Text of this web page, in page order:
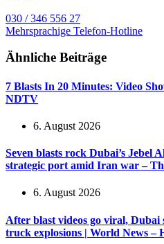
030 / 346 556 27
Mehrsprachige Telefon-Hotline
Ähnliche Beiträge
7 Blasts In 20 Minutes: Video
NDTV
6. August 2026
Seven blasts rock Dubai’s Jebel
strategic port amid Iran war –
6. August 2026
After blast videos go viral, Dubai
truck explosions | World News –